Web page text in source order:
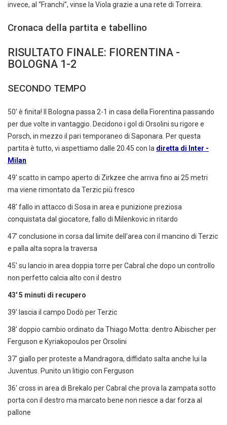
invece, al “Franchi”, vinse la Viola grazie a una rete di Torreira.
Cronaca della partita e tabellino
RISULTATO FINALE: FIORENTINA -
BOLOGNA 1-2
SECONDO TEMPO
50' è finita! Il Bologna passa 2-1 in casa della Fiorentina passando
per due volte in vantaggio. Decidono i gol di Orsolini su rigore e
Porsch, in mezzo il pari temporaneo di Saponara. Per questa
partita è tutto, vi aspettiamo dalle 20.45 con la diretta di Inter -
Milan
49' scatto in campo aperto di Zirkzee che arriva fino ai 25 metri
ma viene rimontato da Terzic più fresco
48' fallo in attacco di Sosa in area e punizione preziosa
conquistata dal giocatore, fallo di Milenkovic in ritardo
47' conclusione in corsa dal limite dell'area con il mancino di Terzic
e palla alta sopra la traversa
45' su lancio in area doppia torre per Cabral che dopo un controllo
non perfetto calcia alto con il destro
43' 5 minuti di recupero
39' lascia il campo Dodò per Terzic
38' doppio cambio ordinato da Thiago Motta: dentro Aibischer per
Ferguson e Kyriakopoulos per Orsolini
37' giallo per proteste a Mandragora, diffidato salta anche lui la
Juventus. Punito un litigio con Ferguson
36' cross in area di Brekalo per Cabral che prova la zampata sotto
porta con il destro ma marcato bene non riesce a dar forza al
pallone